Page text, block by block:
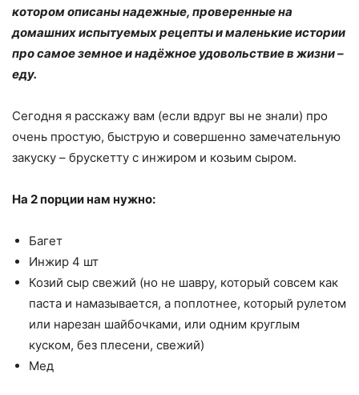
котором описаны надежные, проверенные на
домашних испытуемых рецепты и маленькие истории
про самое земное и надёжное удовольствие в жизни –
еду.
Сегодня я расскажу вам (если вдруг вы не знали) про
очень простую, быструю и совершенно замечательную
закуску – брускетту с инжиром и козьим сыром.
На 2 порции нам нужно:
Багет
Инжир 4 шт
Козий сыр свежий (но не шавру, который совсем как
паста и намазывается, а поплотнее, который рулетом
или нарезан шайбочками, или одним круглым
куском, без плесени, свежий)
Мед